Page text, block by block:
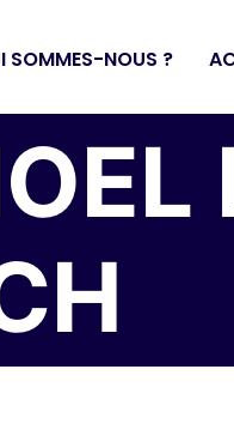
SOMMES-NOUS ?